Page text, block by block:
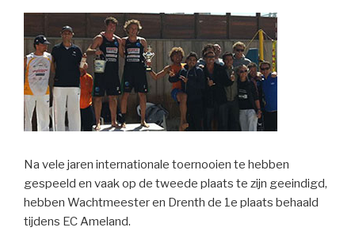
Na vele jaren internationale toernooien te hebben
gespeeld en vaak op de tweede plaats te zijn geeindigd,
hebben Wachtmeester en Drenth de 1e plaats behaald
tijdens EC Ameland.